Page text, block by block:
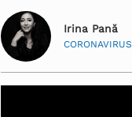
Irina Pană
CORONAVIRUS